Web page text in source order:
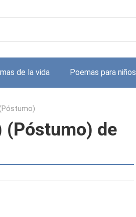
de la vida Poemas para niños
(Póstumo) de